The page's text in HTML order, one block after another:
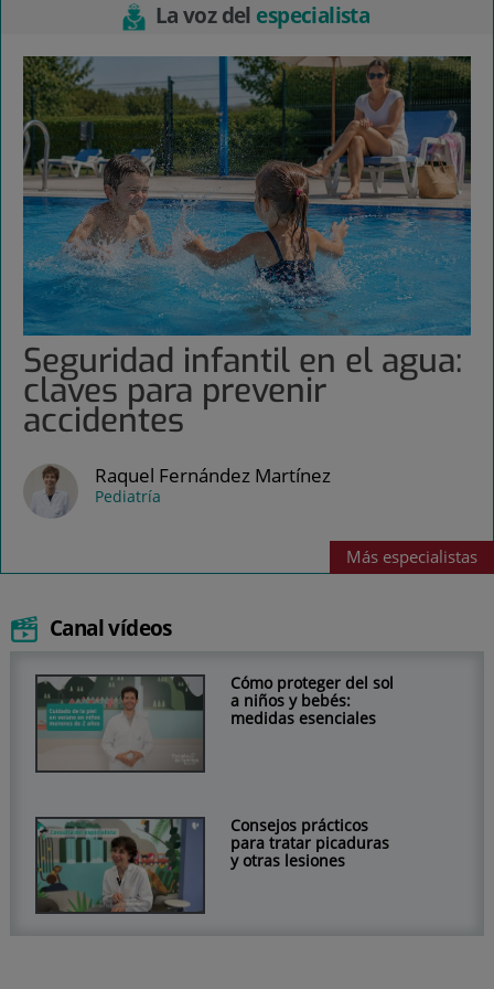
La voz del especialista
Seguridad infantil en el agua:
claves para prevenir
accidentes
Raquel Fernández Martínez
Pediatría
Más especialistas
Canal vídeos
Cómo proteger del sol
a niños y bebés:
medidas esenciales
Consejos prácticos
para tratar picaduras
y otras lesiones